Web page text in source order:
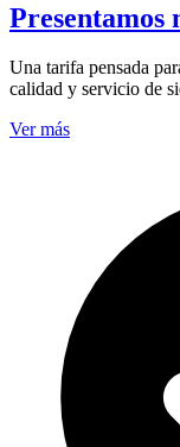
Presentamos
Una tarifa pensada
calidad y servicio de
Ver más